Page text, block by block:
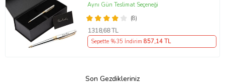
(8)
Aynı Gün Teslimat Seçeneği
1318,68 TL
Sepette %35 İndirim 857,14 TL
Son Gezdikleriniz